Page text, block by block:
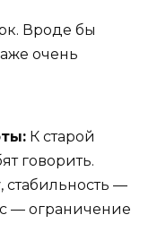
Вроде бы
очень
К старой
говорить.
стабильность —
— ограничение